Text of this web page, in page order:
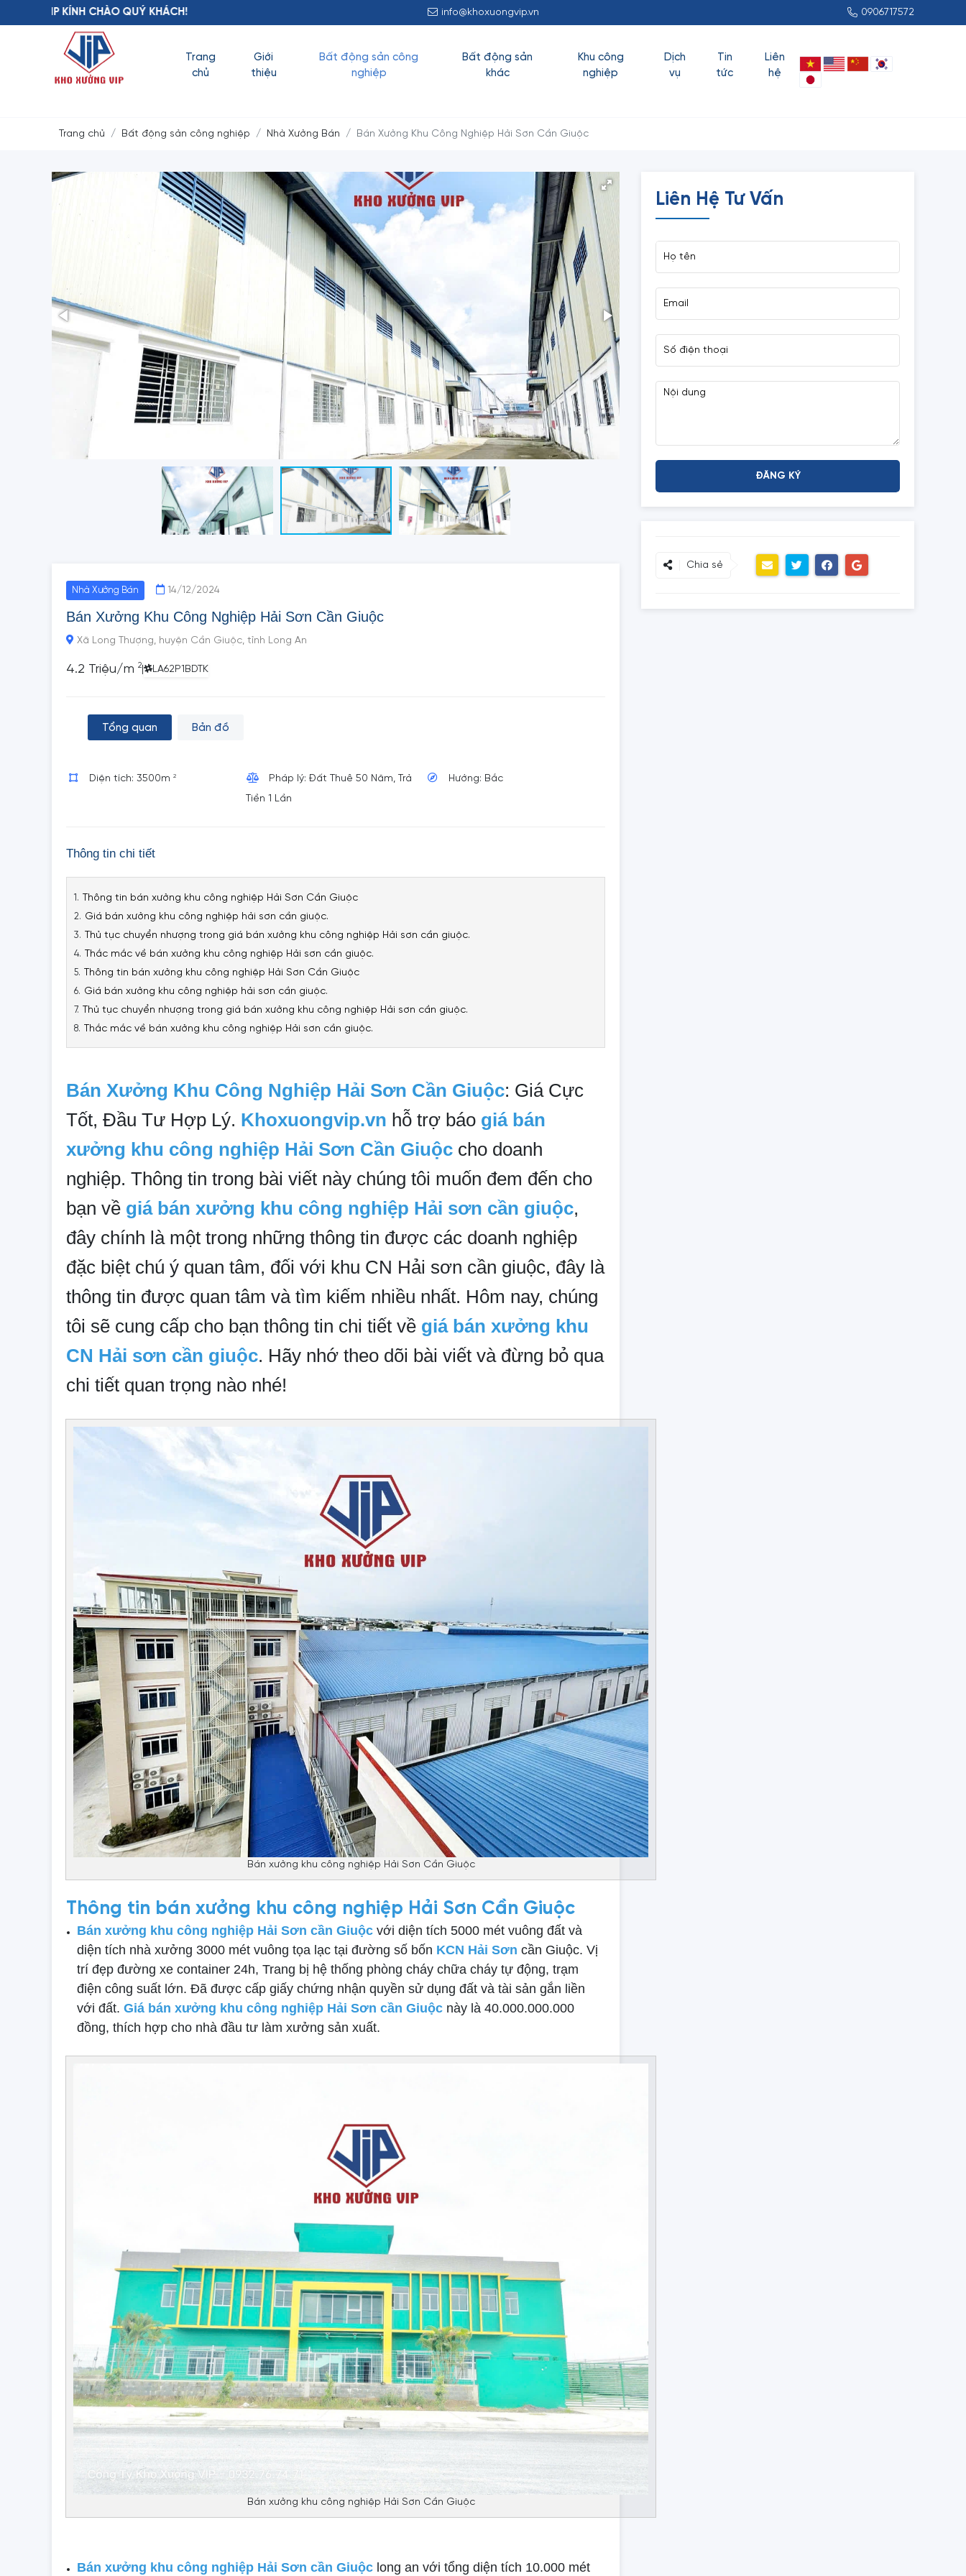
CHÀO QUÝ KHÁCH! 0906717572
info@khoxuongvip.vn
Trang
chủ
Giới
thiệu
Bất động sản công
nghiệp
Bất động sản
khác
Khu công
nghiệp
Dịch
vụ
Tin
tức
Liên
hệ
Trang chủ Bất động sản công nghiệp Nhà Xưởng Bán Bán Xưởng Khu Công Nghiệp Hải Sơn Cần Giuộc
Nhà Xưởng Bán 14/12/2024
Bán Xưởng Khu Công Nghiệp Hải Sơn Cần Giuộc
Xã Long Thượng, huyện Cần Giuộc, tỉnh Long An
4.2 Triệu/m 2 LA62P1BDTK
Tổng quan Bản đồ
Diện tích: 3500m 2
Pháp lý: Đất Thuê 50 Năm, Trả
Tiền 1 Lần
Hướng: Bắc
Thông tin chi tiết
Thông tin bán xưởng khu công nghiệp Hải Sơn Cần Giuộc
Giá bán xưởng khu công nghiệp hải sơn cần giuộc.
Thủ tục chuyển nhượng trong giá bán xưởng khu công nghiệp Hải sơn cần giuộc.
Thắc mắc về bán xưởng khu công nghiệp Hải sơn cần giuộc.
Thông tin bán xưởng khu công nghiệp Hải Sơn Cần Giuộc
Giá bán xưởng khu công nghiệp hải sơn cần giuộc.
Thủ tục chuyển nhượng trong giá bán xưởng khu công nghiệp Hải sơn cần giuộc.
Thắc mắc về bán xưởng khu công nghiệp Hải sơn cần giuộc.
Bán Xưởng Khu Công Nghiệp Hải Sơn Cần Giuộc: Giá Cực
Tốt, Đầu Tư Hợp Lý. Khoxuongvip.vn hỗ trợ báo giá bán
xưởng khu công nghiệp Hải Sơn Cần Giuộc cho doanh
nghiệp. Thông tin trong bài viết này chúng tôi muốn đem đến cho
bạn về giá bán xưởng khu công nghiệp Hải sơn cần giuộc,
đây chính là một trong những thông tin được các doanh nghiệp
đặc biệt chú ý quan tâm, đối với khu CN Hải sơn cần giuộc, đây là
thông tin được quan tâm và tìm kiếm nhiều nhất. Hôm nay, chúng
tôi sẽ cung cấp cho bạn thông tin chi tiết về giá bán xưởng khu
CN Hải sơn cần giuộc. Hãy nhớ theo dõi bài viết và đừng bỏ qua
chi tiết quan trọng nào nhé!
Bán xưởng khu công nghiệp Hải Sơn Cần Giuộc
Thông tin bán xưởng khu công nghiệp Hải Sơn Cần Giuộc
Bán xưởng khu công nghiệp Hải Sơn cần Giuộc với diện tích 5000 mét vuông đất và
diện tích nhà xưởng 3000 mét vuông tọa lạc tại đường số bốn KCN Hải Sơn cần Giuộc. Vị
trí đẹp đường xe container 24h, Trang bị hệ thống phòng cháy chữa cháy tự động, trạm
điện công suất lớn. Đã được cấp giấy chứng nhận quyền sử dụng đất và tài sản gắn liền
với đất. Giá bán xưởng khu công nghiệp Hải Sơn cần Giuộc này là 40.000.000.000
đồng, thích hợp cho nhà đầu tư làm xưởng sản xuất.
Bán xưởng khu công nghiệp Hải Sơn Cần Giuộc
Bán xưởng khu công nghiệp Hải Sơn cần Giuộc long an với tổng diện tích 10.000 mét
Liên Hệ Tư Vấn
Chia sẻ